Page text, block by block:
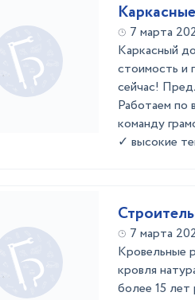
7 марта
Каркасный
стоимость и
сейчас!
Работаем по
команду
✓ высокие
7 марта
Кровельные
кровля
более 15 лет